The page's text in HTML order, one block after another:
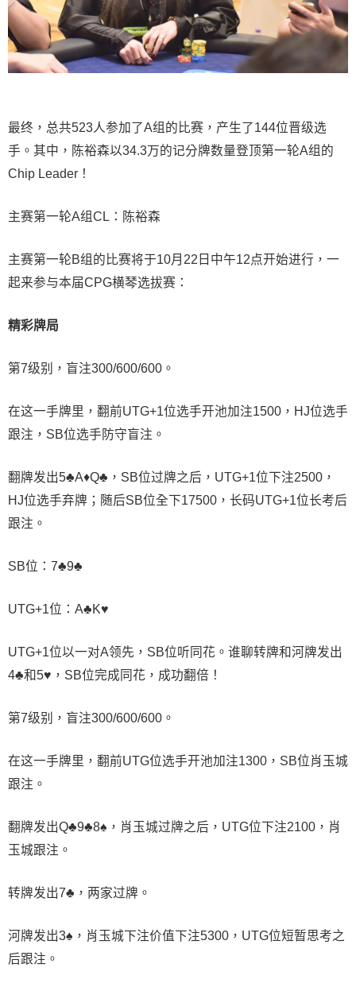
最终，总共523人参加了A组的比赛，产生了144位晋级选
手。其中，陈裕森以34.3万的记分牌数量登顶第一轮A组的
Chip Leader！
主赛第一轮A组CL：陈裕森
主赛第一轮B组的比赛将于10月22日中午12点开始进行，一
起来参与本届CPG横琴选拔赛：
精彩牌局
第7级别，盲注300/600/600。
在这一手牌里，翻前UTG+1位选手开池加注1500，HJ位选手
跟注，SB位选手防守盲注。
翻牌发出5♣A♦Q♣，SB位过牌之后，UTG+1位下注2500，
HJ位选手弃牌；随后SB位全下17500，长码UTG+1位长考后
跟注。
SB位：7♣9♣
UTG+1位：A♣K♥
UTG+1位以一对A领先，SB位听同花。谁聊转牌和河牌发出
4♣和5♥，SB位完成同花，成功翻倍！
第7级别，盲注300/600/600。
在这一手牌里，翻前UTG位选手开池加注1300，SB位肖玉城
跟注。
翻牌发出Q♣9♣8♠，肖玉城过牌之后，UTG位下注2100，肖
玉城跟注。
转牌发出7♣，两家过牌。
河牌发出3♠，肖玉城下注价值下注5300，UTG位短暂思考之
后跟注。